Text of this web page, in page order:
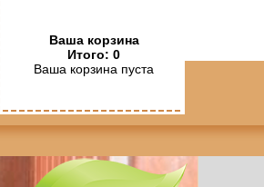
Ваша корзина
Итого: 0
Ваша корзина пуста